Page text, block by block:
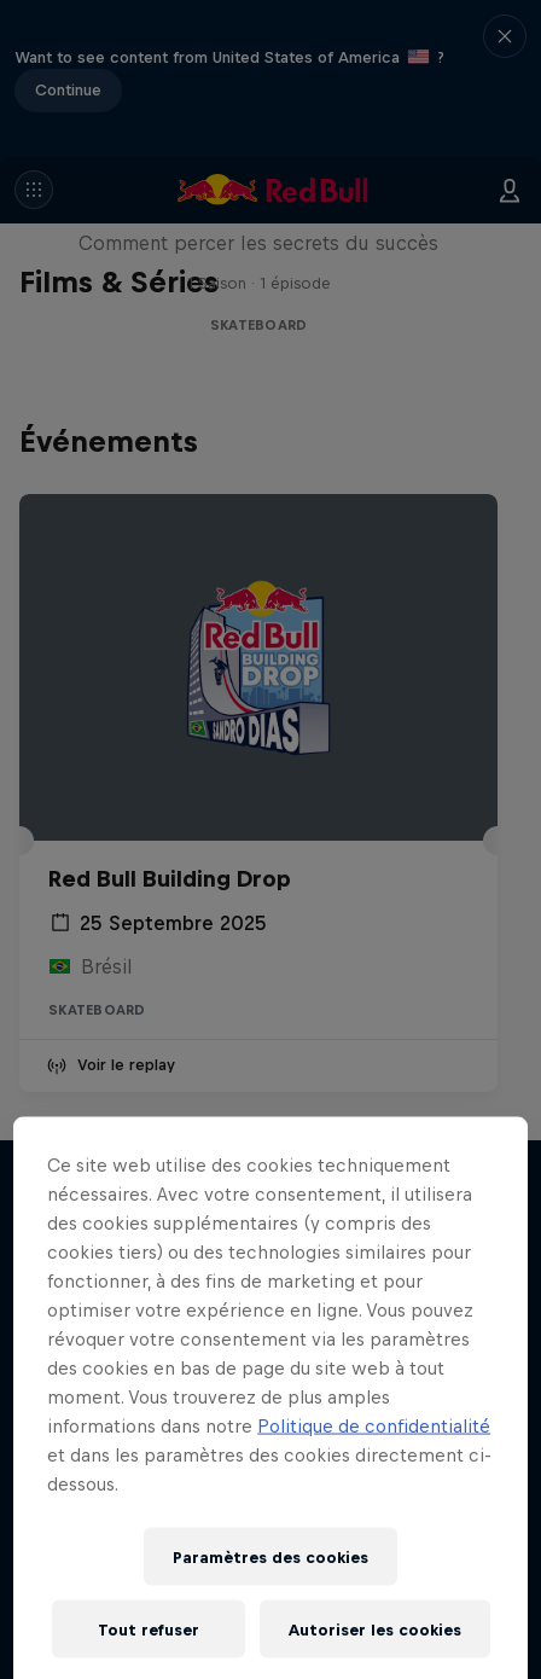
Want to see content from United States of America
?
Continue
Films & Séries
Visions of Greatness
Comment percer les secrets du succès
1 Saison · 1 épisode
SKATEBOARD
Événements
Red Bull Building Drop
25 Septembre 2025
Brésil
SKATEBOARD
Voir le replay
J'EN VEUX ENCORE !
Ce site web utilise des cookies techniquement
nécessaires. Avec votre consentement, il utilisera
des cookies supplémentaires (y compris des
cookies tiers) ou des technologies similaires pour
fonctionner, à des fins de marketing et pour
optimiser votre expérience en ligne. Vous pouvez
révoquer votre consentement via les paramètres
des cookies en bas de page du site web à tout
moment. Vous trouverez de plus amples
informations dans notre Politique de confidentialité
et dans les paramètres des cookies directement ci-
dessous.
Paramètres des cookies
Tout refuser Autoriser les cookies